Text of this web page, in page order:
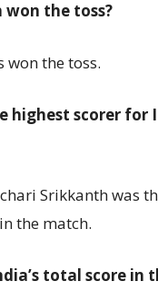
won the toss?
won the toss.
highest scorer for
Srikkanth was
the match.
total score in